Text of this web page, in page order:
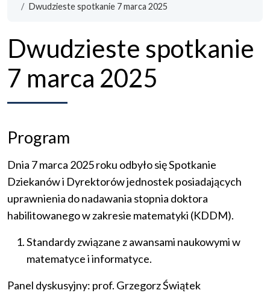
Dwudzieste spotkanie 7 marca 2025
Dwudzieste spotkanie
7 marca 2025
Program
Dnia 7 marca 2025 roku odbyło się Spotkanie
Dziekanów i Dyrektorów jednostek posiadających
uprawnienia do nadawania stopnia doktora
habilitowanego w zakresie matematyki (KDDM).
Standardy związane z awansami naukowymi w
matematyce i informatyce.
Panel dyskusyjny: prof. Grzegorz Świątek